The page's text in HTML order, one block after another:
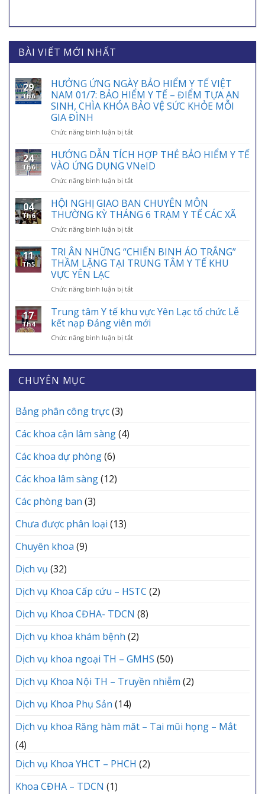
BÀI VIẾT MỚI NHẤT
29
Th6
HƯỞNG ỨNG NGÀY BẢO HIỂM Y TẾ VIỆT
NAM 01/7: BẢO HIỂM Y TẾ – ĐIỂM TỰA AN
SINH, CHÌA KHÓA BẢO VỆ SỨC KHỎE MỖI
GIA ĐÌNH
Chức năng bình luận bị tắtở
ỨNG
NGÀY
BẢO
HIỂM
TẾ
VIỆT
01/7:
HIỂM
Y
ĐIỂM
AN
SINH,
KHÓA
BẢO
MỖI
24
Th6
HƯỚNG DẪN TÍCH HỢP THẺ BẢO HIỂM Y TẾ
VÀO ỨNG DỤNG VNeID
Chức năng bình luận bị tắtở
DẪN
TÍCH
HỢP
THẺ
HIỂM
Y
ỨNG
VNeID
04
Th6
HỘI NGHỊ GIAO BAN CHUYÊN MÔN
THƯỜNG KỲ THÁNG 6 TRẠM Y TẾ CÁC XÃ
Chức năng bình luận bị tắtở
NGHỊ
GIAO
BAN
MÔN
KỲ
THÁNG
6
TRẠM
CÁC
11
Th5
TRI ÂN NHỮNG “CHIẾN BINH ÁO TRẮNG”
THẦM LẶNG TẠI TRUNG TÂM Y TẾ KHU
VỰC YÊN LẠC
Chức năng bình luận bị tắtở
ÂN
NHỮNG
“CHIẾN
BINH
THẦM
TẠI
17
Th4
Trung tâm Y tế khu vực Yên Lạc tổ chức Lễ
kết nạp Đảng viên mới
Chức năng bình luận bị tắtở
tâm
Y
CHUYÊN MỤC
Bảng phân công trực(3)
Các khoa cận lâm sàng(4)
Các khoa dự phòng(6)
Các khoa lâm sàng(12)
Các phòng ban (3)
Chưa được phân loại (13)
Chuyên khoa (9)
Dịch vụ (32)
Dịch vụ Khoa Cấp cứu – HSTC (2)
Dịch vụ Khoa CĐHA- TDCN (8)
Dịch vụ khoa khám bệnh (2)
Dịch vụ khoa ngoại TH – GMHS (50)
Dịch vụ Khoa Nội TH – Truyền nhiễm (2)
Dịch vụ Khoa Phụ Sản (14)
Dịch vụ khoa Răng hàm măt – Tai mũi họng – Mắt
(4)
Dịch vụ Khoa YHCT – PHCH (2)
Khoa CĐHA – TDCN (1)